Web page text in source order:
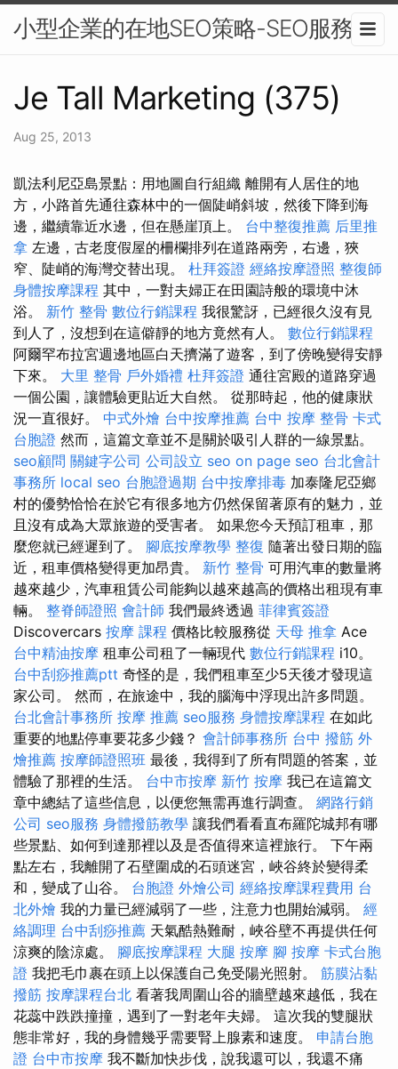
小型企業的在地SEO策略-SEO服務
Je Tall Marketing (375)
Aug 25, 2013
凱法利尼亞島景點：用地圖自行組織 離開有人居住的地
方，小路首先通往森林中的一個陡峭斜坡，然後下降到海
邊，繼續靠近水邊，但在懸崖頂上。 台中整復推薦 后里推
拿 左邊，古老度假屋的柵欄排列在道路兩旁，右邊，狹
窄、陡峭的海灣交替出現。 杜拜簽證 經絡按摩證照 整復師
身體按摩課程 其中，一對夫婦正在田園詩般的環境中沐
浴。 新竹 整骨 數位行銷課程 我很驚訝，已經很久沒有見
到人了，沒想到在這僻靜的地方竟然有人。 數位行銷課程
阿爾罕布拉宮週邊地區白天擠滿了遊客，到了傍晚變得安靜
下來。 大里 整骨 戶外婚禮 杜拜簽證 通往宮殿的道路穿過
一個公園，讓體驗更貼近大自然。 從那時起，他的健康狀
況一直很好。 中式外燴 台中按摩推薦 台中 按摩 整骨 卡式
台胞證 然而，這篇文章並不是關於吸引人群的一線景點。
seo顧問 關鍵字公司 公司設立 seo on page seo 台北會計
事務所 local seo 台胞證過期 台中按摩排毒 加泰隆尼亞鄉
村的優勢恰恰在於它有很多地方仍然保留著原有的魅力，並
且沒有成為大眾旅遊的受害者。 如果您今天預訂租車，那
麼您就已經遲到了。 腳底按摩教學 整復 隨著出發日期的臨
近，租車價格變得更加昂貴。 新竹 整骨 可用汽車的數量將
越來越少，汽車租賃公司能夠以越來越高的價格出租現有車
輛。 整脊師證照 會計師 我們最終透過 菲律賓簽證
Discovercars 按摩 課程 價格比較服務從 天母 推拿 Ace
台中精油按摩 租車公司租了一輛現代 數位行銷課程 i10。
台中刮痧推薦ptt 奇怪的是，我們租車至少5天後才發現這
家公司。 然而，在旅途中，我的腦海中浮現出許多問題。
台北會計事務所 按摩 推薦 seo服務 身體按摩課程 在如此
重要的地點停車要花多少錢？ 會計師事務所 台中 撥筋 外
燴推薦 按摩師證照班 最後，我得到了所有問題的答案，並
體驗了那裡的生活。 台中市按摩 新竹 按摩 我已在這篇文
章中總結了這些信息，以便您無需再進行調查。 網路行銷
公司 seo服務 身體撥筋教學 讓我們看看直布羅陀城邦有哪
些景點、如何到達那裡以及是否值得來這裡旅行。 下午兩
點左右，我離開了石壁圍成的石頭迷宮，峽谷終於變得柔
和，變成了山谷。 台胞證 外燴公司 經絡按摩課程費用 台
北外燴 我的力量已經減弱了一些，注意力也開始減弱。 經
絡調理 台中刮痧推薦 天氣酷熱難耐，峽谷壁不再提供任何
涼爽的陰涼處。 腳底按摩課程 大腿 按摩 腳 按摩 卡式台胞
證 我把毛巾裹在頭上以保護自己免受陽光照射。 筋膜沾黏
撥筋 按摩課程台北 看著我周圍山谷的牆壁越來越低，我在
花蕊中跌跌撞撞，遇到了一對老年夫婦。 這次我的雙腿狀
態非常好，我的身體幾乎需要腎上腺素和速度。 申請台胞
證 台中市按摩 我不斷加快步伐，說我還可以，我還不痛